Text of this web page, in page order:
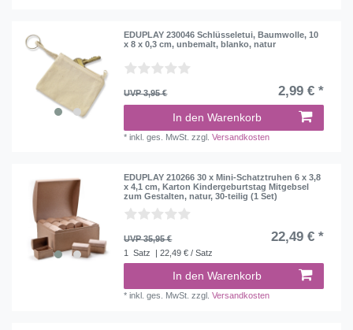
EDUPLAY 230046 Schlüsseletui, Baumwolle, 10
x 8 x 0,3 cm, unbemalt, blanko, natur
UVP 3,95 € 2,99 € *
In den Warenkorb
*inkl. ges. MwSt. zzgl.Versandkosten
EDUPLAY 210266 30 x Mini-Schatztruhen 6 x 3,8
x 4,1 cm, Karton Kindergeburtstag Mitgebsel
zum Gestalten, natur, 30-teilig (1 Set)
UVP 35,95 € 22,49 € *
1 Satz | 22,49 € / Satz
In den Warenkorb
*inkl. ges. MwSt. zzgl.Versandkosten